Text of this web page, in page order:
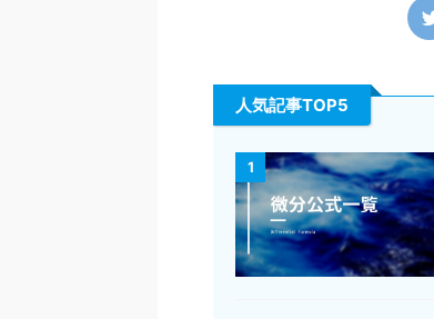
人気記事TOP5
1